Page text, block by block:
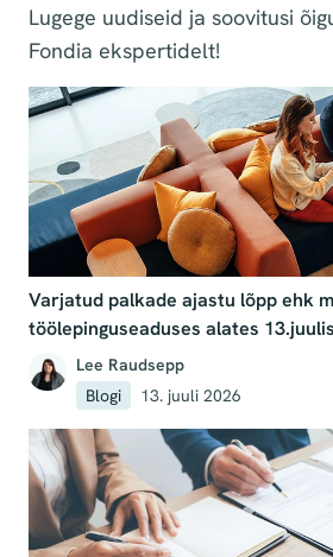
Lugege uudiseid ja soovitusi
Fondia ekspertidelt!
Varjatud palkade ajastu lõpp ehk
töölepinguseaduses alates
Lee Raudsepp
Blogi
13. juuli 2026